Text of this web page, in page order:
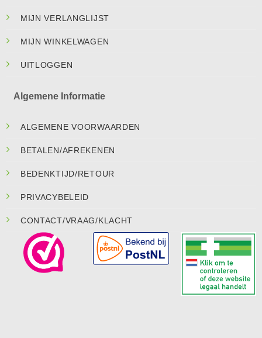
MIJN VERLANGLIJST
MIJN WINKELWAGEN
UITLOGGEN
Algemene Informatie
ALGEMENE VOORWAARDEN
BETALEN/AFREKENEN
BEDENKTIJD/RETOUR
PRIVACYBELEID
CONTACT/VRAAG/KLACHT